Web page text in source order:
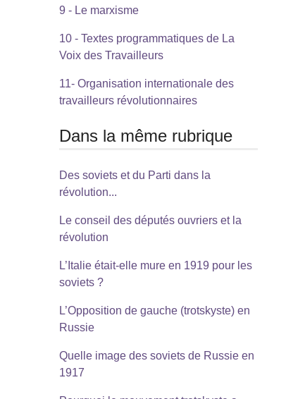
9 - Le marxisme
10 - Textes programmatiques de La
Voix des Travailleurs
11- Organisation internationale des
travailleurs révolutionnaires
Dans la même rubrique
Des soviets et du Parti dans la
révolution...
Le conseil des députés ouvriers et la
révolution
L’Italie était-elle mure en 1919 pour les
soviets ?
L’Opposition de gauche (trotskyste) en
Russie
Quelle image des soviets de Russie en
1917